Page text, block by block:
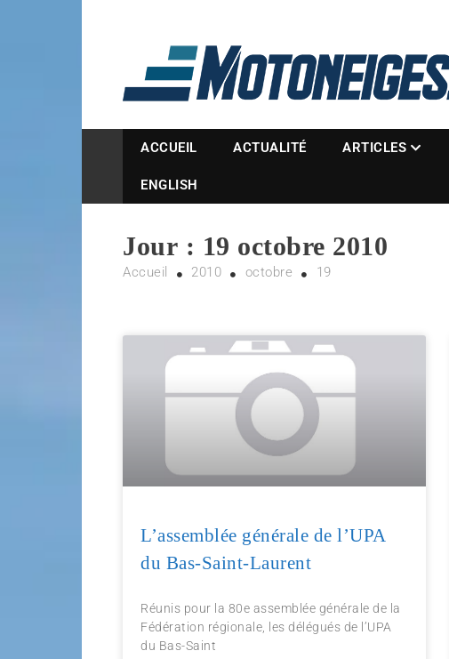
Magazine Motoneiges.ca
ACCUEIL ACTUALITÉ ARTICLES
ENGLISH
Jour : 19 octobre 2010
Accueil 2010 octobre 19
L’assemblée générale de l’UPA
du Bas-Saint-Laurent
Réunis pour la 80e assemblée générale de la
Fédération régionale, les délégués de l’UPA
du Bas-Saint